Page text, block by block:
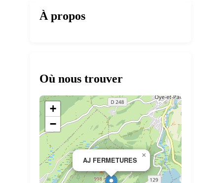
À propos
Où nous trouver
AJ FERMETURES
×
+
−